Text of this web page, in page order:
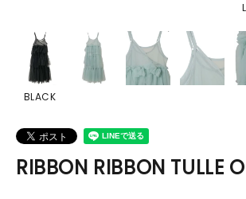
BLACK
RIBBON RIBBON TULLE